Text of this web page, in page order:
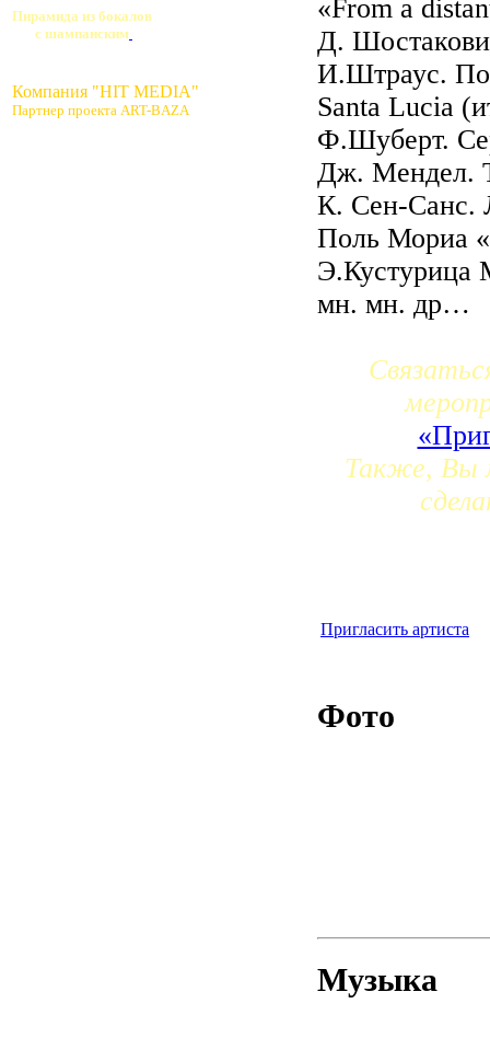
Пирамида из бокалов
с шампанским
Компания "HIT MEDIA"
Партнер проекта ART-BAZA
«From a
Д.
И.Штраус.
Santa Lucia
Ф.Шуберт.
Дж. Мендел.
К. Сен-Санс.
Поль Мориа
Э.Кустурица
мн. мн. др…
Также, Вы
Пригласить артиста
Фото
Музыка